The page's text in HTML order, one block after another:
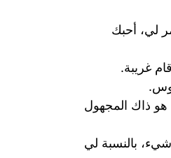
لي، أحبك
غريبة.
ذاك المجهول
بالنسبة لي